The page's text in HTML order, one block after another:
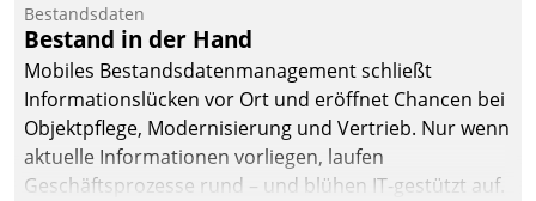
Bestandsdaten
Bestand in der Hand
Mobiles Bestandsdatenmanagement schließt
Informationslücken vor Ort und eröffnet Chancen bei
Objektpflege, Modernisierung und Vertrieb. Nur wenn
aktuelle Informationen vorliegen, laufen
Geschäftsprozesse rund – und blühen IT-gestützt auf.